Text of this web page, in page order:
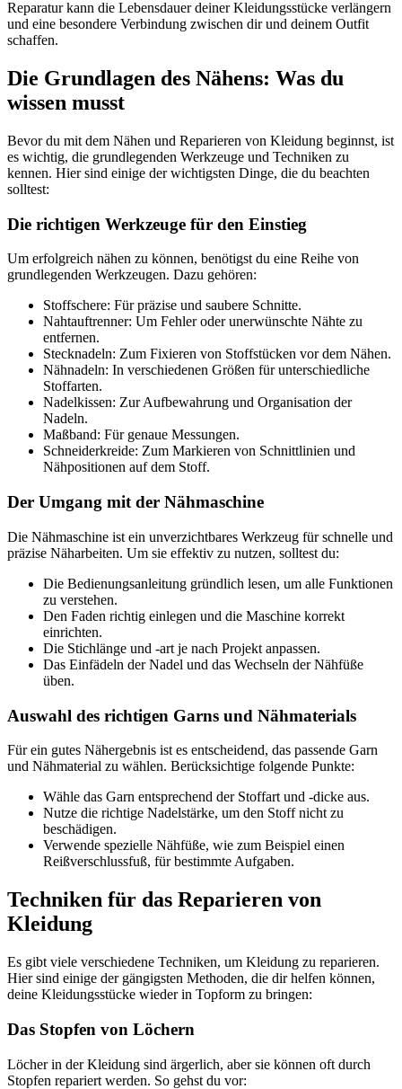
Reparatur kann die Lebensdauer deiner Kleidungsstücke verlängern
und eine besondere Verbindung zwischen dir und deinem Outfit
schaffen.
Die Grundlagen des Nähens: Was du
wissen musst
Bevor du mit dem Nähen und Reparieren von Kleidung beginnst, ist
es wichtig, die grundlegenden Werkzeuge und Techniken zu
kennen. Hier sind einige der wichtigsten Dinge, die du beachten
solltest:
Die richtigen Werkzeuge für den Einstieg
Um erfolgreich nähen zu können, benötigst du eine Reihe von
grundlegenden Werkzeugen. Dazu gehören:
Stoffschere: Für präzise und saubere Schnitte.
Nahtauftrenner: Um Fehler oder unerwünschte Nähte zu
entfernen.
Stecknadeln: Zum Fixieren von Stoffstücken vor dem Nähen.
Nähnadeln: In verschiedenen Größen für unterschiedliche
Stoffarten.
Nadelkissen: Zur Aufbewahrung und Organisation der
Nadeln.
Maßband: Für genaue Messungen.
Schneiderkreide: Zum Markieren von Schnittlinien und
Nähpositionen auf dem Stoff.
Der Umgang mit der Nähmaschine
Die Nähmaschine ist ein unverzichtbares Werkzeug für schnelle und
präzise Näharbeiten. Um sie effektiv zu nutzen, solltest du:
Die Bedienungsanleitung gründlich lesen, um alle Funktionen
zu verstehen.
Den Faden richtig einlegen und die Maschine korrekt
einrichten.
Die Stichlänge und -art je nach Projekt anpassen.
Das Einfädeln der Nadel und das Wechseln der Nähfüße
üben.
Auswahl des richtigen Garns und Nähmaterials
Für ein gutes Nähergebnis ist es entscheidend, das passende Garn
und Nähmaterial zu wählen. Berücksichtige folgende Punkte:
Wähle das Garn entsprechend der Stoffart und -dicke aus.
Nutze die richtige Nadelstärke, um den Stoff nicht zu
beschädigen.
Verwende spezielle Nähfüße, wie zum Beispiel einen
Reißverschlussfuß, für bestimmte Aufgaben.
Techniken für das Reparieren von
Kleidung
Es gibt viele verschiedene Techniken, um Kleidung zu reparieren.
Hier sind einige der gängigsten Methoden, die dir helfen können,
deine Kleidungsstücke wieder in Topform zu bringen:
Das Stopfen von Löchern
Löcher in der Kleidung sind ärgerlich, aber sie können oft durch
Stopfen repariert werden. So gehst du vor: